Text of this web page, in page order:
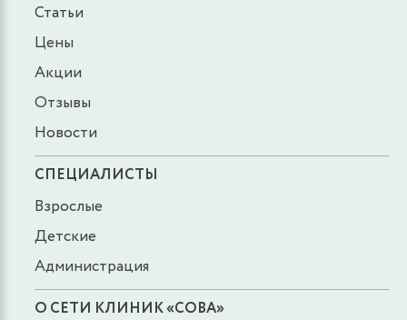
Статьи
Цены
Акции
Отзывы
Новости
СПЕЦИАЛИСТЫ
Взрослые
Детские
Администрация
О СЕТИ КЛИНИК «СОВА»